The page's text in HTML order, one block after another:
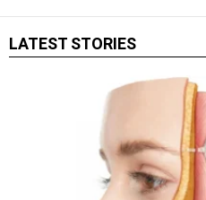
LATEST STORIES